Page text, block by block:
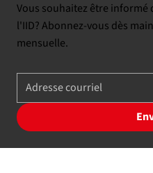
Vous souhaitez être informé
l'IID? Abonnez-vous dès
mensuelle.